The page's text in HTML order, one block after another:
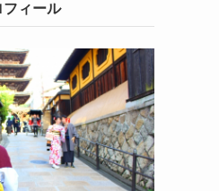
フィール